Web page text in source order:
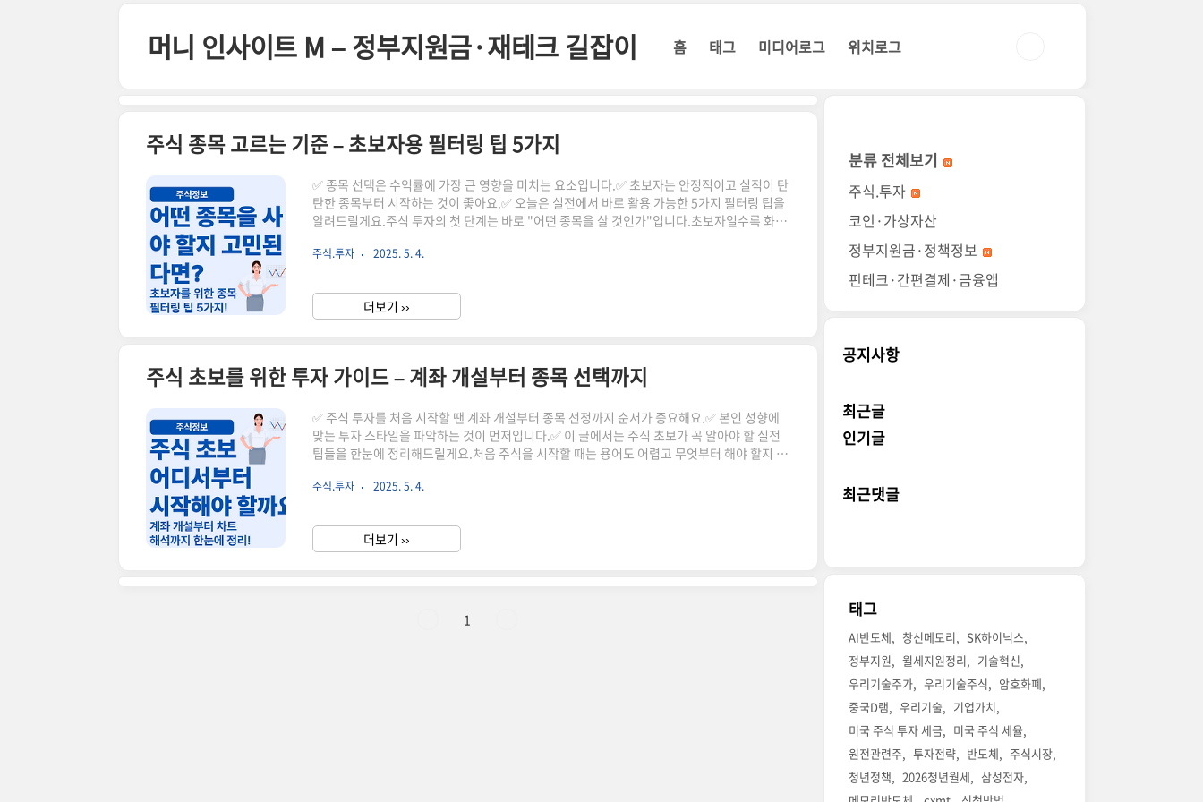
머니 인사이트 M – 정부지원금·재테크 길잡이 홈 태그 미디어로그 위치로그
주식 종목 고르는 기준 – 초보자용 필터링 팁 5가지
✅ 종목 선택은 수익률에 가장 큰 영향을 미치는 요소입니다.✅ 초보자는 안정적이고 실적이 탄
탄한 종목부터 시작하는 것이 좋아요.✅ 오늘은 실전에서 바로 활용 가능한 5가지 필터링 팁을
알려드릴게요.주식 투자의 첫 단계는 바로 "어떤 종목을 살 것인가"입니다.초보자일수록 화려
다섯 가지 팁은 실전에서 종목을 고를 때 꼭 도움이 될 거예요.🔍 1. 시가총액 TOP100 내에서
PBR, ROE 등 재무지표 활용수익성과 성장성을 나타내는 기본적인 재무지표를 꼭 확인하세
요.✉️ 3. 배당금 지급 여부 확인배당주 위주의 종목은 비교적 변동..
주식.투자 2025. 5. 4.
더보기 ››
주식 초보를 위한 투자 가이드 – 계좌 개설부터 종목 선택까지
✅ 주식 투자를 처음 시작할 땐 계좌 개설부터 종목 선정까지 순서가 중요해요.✅ 본인 성향에
맞는 투자 스타일을 파악하는 것이 먼저입니다.✅ 이 글에서는 주식 초보가 꼭 알아야 할 실전
팁들을 한눈에 정리해드릴게요.처음 주식을 시작할 때는 용어도 어렵고 무엇부터 해야 할지 막
에서는 계좌 개설 방법, 종목 고르는 법, 차트 보는 법까지 순서대로 안내해드릴게요.✅ 주식 계
트폰으로 10분 만에 비대면으로 계좌를 만들 수 있어요.은행 계좌와 증권사 계좌의 차이, 수수
료 비교 팁도 함께 알려드릴게요.🔍 종목 선택 – 뉴스보다 재무제표..
주식.투자 2025. 5. 4.
더보기 ››
1
분류 전체보기
주식.투자
코인·가상자산
정부지원금·정책정보
핀테크·간편결제·금융앱
공지사항
최근글
인기글
최근댓글
태그
AI반도체 창신메모리
SK하이닉스
정부지원
월세지원정리
기술혁신
우리기술주가
우리기술주식
암호화폐
중국D램
우리기술
기업가치
미국 주식 투자 세금
미국 주식 세율
원전관련주
투자전략 반도체
주식시장
청년정책
2026청년월세
삼성전자